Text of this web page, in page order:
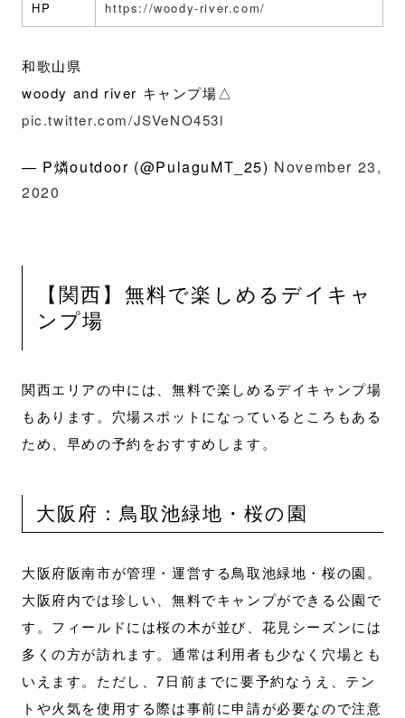
HP https://woody-river.com/
和歌山県
woody and river キャンプ場△
pic.twitter.com/JSVeNO453l
— P燐outdoor (@PulaguMT_25) November 23,
2020
【関西】無料で楽しめるデイキャ
ンプ場
関西エリアの中には、無料で楽しめるデイキャンプ場
もあります。穴場スポットになっているところもある
ため、早めの予約をおすすめします。
大阪府：鳥取池緑地・桜の園
大阪府阪南市が管理・運営する鳥取池緑地・桜の園。
大阪府内では珍しい、無料でキャンプができる公園で
す。フィールドには桜の木が並び、花見シーズンには
多くの方が訪れます。通常は利用者も少なく穴場とも
いえます。ただし、7日前までに要予約なうえ、テン
トや火気を使用する際は事前に申請が必要なので注意